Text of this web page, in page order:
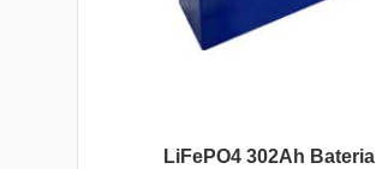
LiFePO4 302Ah Bateria